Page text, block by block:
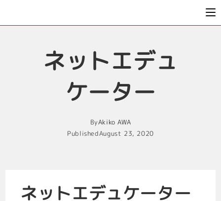
ネットエデュ
ケーター
ByAkiko AWA
PublishedAugust 23, 2020
ネットエデュケーター